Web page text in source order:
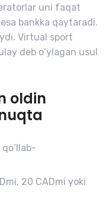
uni faqat
bankka qaytaradi.
Virtual sport
deb o‘ylagan usul
oldin
20 CADmi yoki